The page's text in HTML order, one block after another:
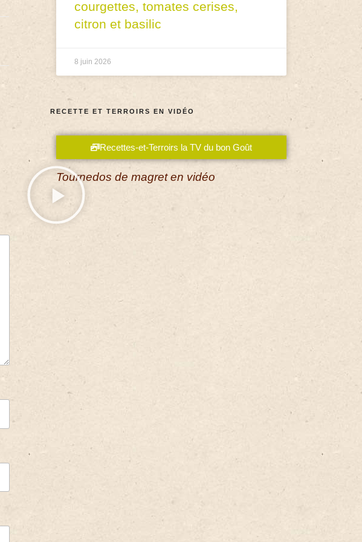
courgettes, tomates cerises,
citron et basilic
8 juin 2026
RECETTE ET TERROIRS EN VIDÉO
Recettes-et-Terroirs la TV du bon Goût
Tournedos de magret en vidéo